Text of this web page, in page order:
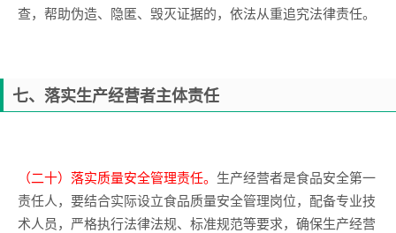
查，帮助伪造、隐匿、毁灭证据的，依法从重追究法律责任。
七、落实生产经营者主体责任
（二十）落实质量安全管理责任。 生产经营者是食品安全第一
责任人，要结合实际设立食品质量安全管理岗位，配备专业技
术人员，严格执行法律法规、标准规范等要求，确保生产经营